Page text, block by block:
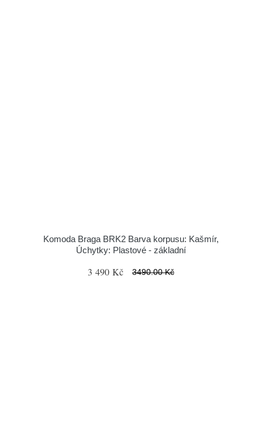
Komoda Braga BRK2 Barva korpusu: Kašmír,
Úchytky: Plastové - základní
3 490 Kč 3490.00 Kč